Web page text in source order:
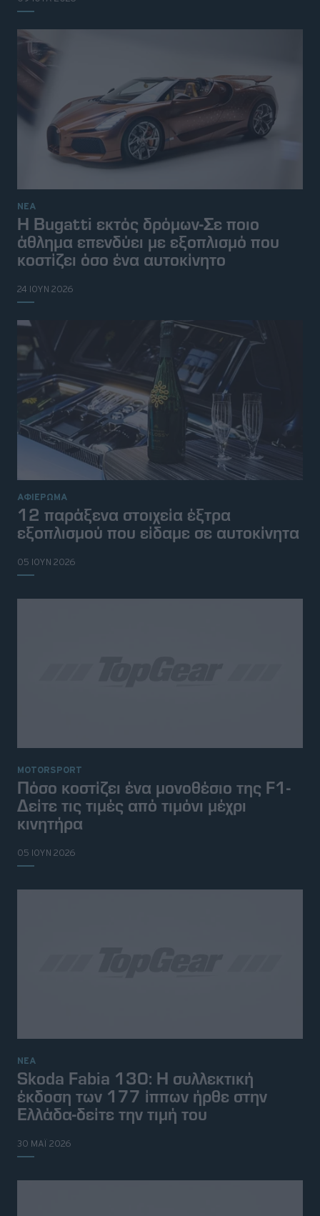
ΝΕΑ
Η Bugatti εκτός δρόμων-Σε ποιο
άθλημα επενδύει με εξοπλισμό που
κοστίζει όσο ένα αυτοκίνητο
24 ΙΟΥΝ 2026
ΑΦΙΕΡΩΜΑ
12 παράξενα στοιχεία έξτρα
εξοπλισμού που είδαμε σε αυτοκίνητα
05 ΙΟΥΝ 2026
MOTORSPORT
Πόσο κοστίζει ένα μονοθέσιο της F1-
Δείτε τις τιμές από τιμόνι μέχρι
κινητήρα
05 ΙΟΥΝ 2026
ΝΕΑ
Skoda Fabia 130: Η συλλεκτική
έκδοση των 177 ίππων ήρθε στην
Ελλάδα-δείτε την τιμή του
30 ΜΑΪ 2026